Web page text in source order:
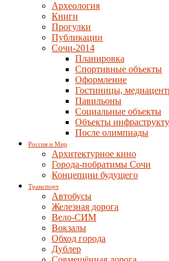
Археология
Книги
Прогулки
Публикации
Сочи-2014
Планировка
Спортивные объекты
Оформление
Гостиницы,
Павильоны
Социальные объекты
Объекты
После олимпиады
Россия и Мир
Архитектурное кино
Города-побратимы Сочи
Концепции будущего
Транспорт
Автобусы
Железная дорога
Вело-СИМ
Вокзалы
Обход города
Дублер